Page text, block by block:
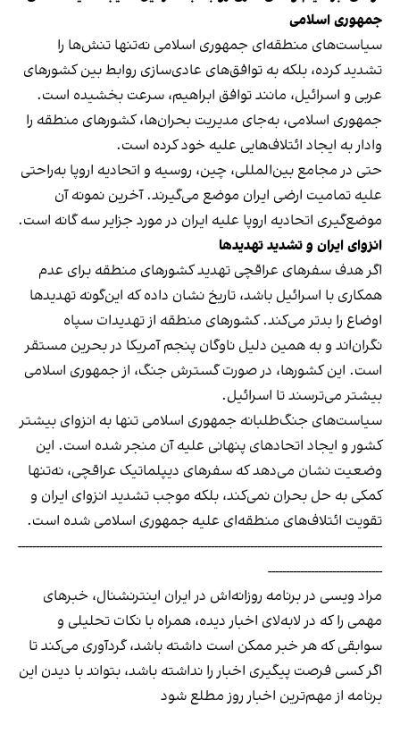
جمهوری اسلامی
سیاست‌های منطقه‌ای جمهوری اسلامی نه‌تنها تنش‌ها را
تشدید کرده، بلکه به توافق‌های عادی‌سازی روابط بین کشورهای
عربی و اسرائیل، مانند توافق ابراهیم، سرعت بخشیده است.
جمهوری اسلامی، به‌جای مدیریت بحران‌ها، کشورهای منطقه را
وادار به ایجاد ائتلاف‌هایی علیه خود کرده است.
حتی در مجامع بین‌المللی، چین، روسیه و اتحادیه اروپا به‌راحتی
علیه تمامیت ارضی ایران موضع می‌گیرند. آخرین نمونه آن
موضع‌گیری اتحادیه اروپا علیه ایران در مورد جزایر سه گانه است.
انزوای ایران و تشدید تهدیدها
اگر هدف سفرهای عراقچی تهدید کشورهای منطقه برای عدم
همکاری با اسرائیل باشد، تاریخ نشان داده که این‌گونه تهدیدها
اوضاع را بدتر می‌کند. کشورهای منطقه از تهدیدات سپاه
نگران‌اند و به همین دلیل ناوگان پنجم آمریکا در بحرین مستقر
است. این کشورها، در صورت گسترش جنگ، از جمهوری اسلامی
بیشتر می‌ترسند تا اسرائیل.
سیاست‌های جنگ‌طلبانه جمهوری اسلامی تنها به انزوای بیشتر
کشور و ایجاد اتحادهای پنهانی علیه آن منجر شده است. این
وضعیت نشان می‌دهد که سفرهای دیپلماتیک عراقچی، نه‌تنها
کمکی به حل بحران نمی‌کند، بلکه موجب تشدید انزوای ایران و
تقویت ائتلاف‌های منطقه‌ای علیه جمهوری اسلامی شده است.
------------------------------------------------------------------------------------------------------
--------------------------------
مراد ویسی در برنامه روزانه‌اش در ایران اینترنشنال، خبرهای
مهمی را که در لابه‌لای اخبار دیده، همراه با نکات تحلیلی و
سوابقی که هر خبر ممکن است داشته باشد، گردآوری می‌کند تا
اگر کسی فرصت پیگیری اخبار را نداشته باشد، بتواند با دیدن این
برنامه از مهم‌ترین اخبار روز مطلع شود